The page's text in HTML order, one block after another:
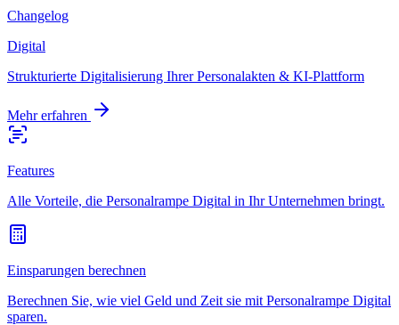
Changelog
Digital
Strukturierte Digitalisierung Ihrer Personalakten & KI-Plattform
Mehr erfahren
Features
Alle Vorteile, die Personalrampe Digital in Ihr Unternehmen bringt.
Einsparungen berechnen
Berechnen Sie, wie viel Geld und Zeit sie mit Personalrampe Digital
sparen.